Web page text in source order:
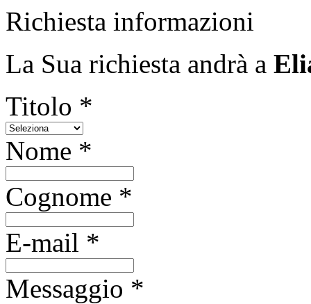
Richiesta informazioni
La Sua richiesta andrà a
Titolo *
Nome *
Cognome *
E-mail *
Messaggio *